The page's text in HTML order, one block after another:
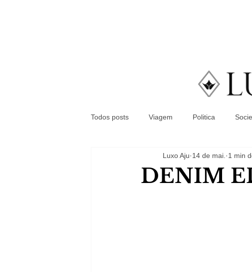
Todos posts Viagem Politica
DENIM
Luxo Aju 14 de mai. 1 min